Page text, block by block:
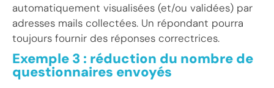
automatiquement visualisées (et/ou validées) par
adresses mails collectées. Un répondant pourra
toujours fournir des réponses correctrices.
Exemple 3 : réduction du nombre de
questionnaires envoyés